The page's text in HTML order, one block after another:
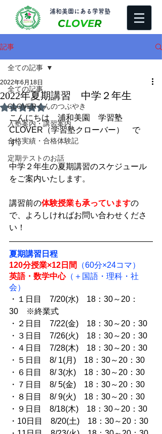
​浦和美園にある学習塾
CLOVER
記事
全ての記事
CLOVERくんのつぶやき
入塾案内・講習案内
合格実績・合格体験記
定期テストのお話
全ての記事
2022年夏期講習 中学２年生
2022年6月18日
5つ星のうちNaNと評価されています。
こんにちは　浦和美園　学習塾
CLOVER（学習塾クローバー）　で
す。
中学２年生の夏期講習のスケジュール
をご案内いたします。
講習前の体験授業も承っていますの
で、よろしければお問い合わせくださ
い！
夏期講習日程
120分授業×12日間
（60分×24コマ）
英語・数学中心（＋国語・理科・社
会）
・１日目　7/20(水)　18：30～20：
30　※終業式
・２日目　7/22(金)　18：30～20：30
・３日目　7/26(火)　18：30～20：30
・４日目　7/28(木)　18：30～20：30
・５日目　8/ 1(月)　18：30～20：30
・６日目　8/ 3(水)　18：30～20：30
・７日目　8/ 5(金)　18：30～20：30
・８日目　8/ 9(火)　18：30～20：30
・９日目　8/18(木)　18：30～20：30
・10日目　8/20(土)　18：30～20：30